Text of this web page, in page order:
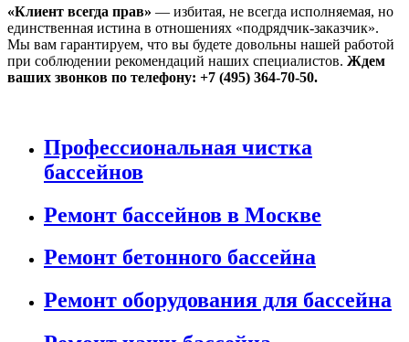
«Клиент всегда прав» — избитая, не всегда исполняемая, но
единственная истина в отношениях «подрядчик-заказчик».
Мы вам гарантируем, что вы будете довольны нашей работой
при соблюдении рекомендаций наших специалистов. Ждем
ваших звонков по телефону: +7 (495) 364-70-50.
Профессиональная чистка
бассейнов
Ремонт бассейнов в Москве
Ремонт бетонного бассейна
Ремонт оборудования для бассейна